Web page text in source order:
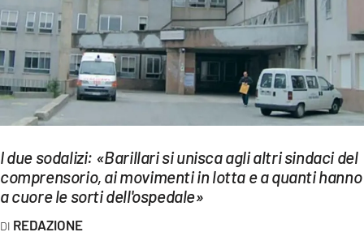
EVENTI
SPORT
Streaming
LAC TV
LAC NETWORK
LAC ONAIR
I due sodalizi: «Barillari si unisca agli altri sindaci del
comprensorio, ai movimenti in lotta e a quanti hanno
a cuore le sorti dell'ospedale»
REDAZIONE